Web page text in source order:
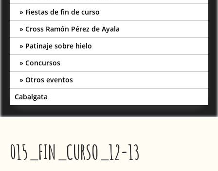
Fiestas de fin de curso
Cross Ramón Pérez de Ayala
Patinaje sobre hielo
Concursos
Otros eventos
Cabalgata
015_FIN_CURSO_12-13